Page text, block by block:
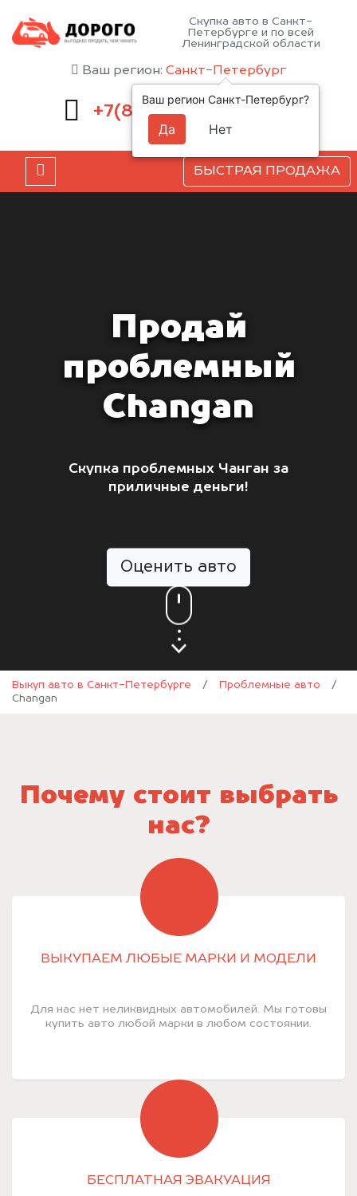
Скупка авто в Санкт-
Петербурге и по всей
Ленинградской области
Ваш регион: Санкт-Петербург
+7(812)660-51-43
БЫСТРАЯ ПРОДАЖА
Продай
проблемный
Changan
Скупка проблемных Чанган за
приличные деньги!
Оценить авто
Выкуп авто в Санкт-Петербурге / Проблемные авто
/
Changan
Почему стоит выбрать
нас?
ВЫКУПАЕМ ЛЮБЫЕ МАРКИ И МОДЕЛИ
Для нас нет неликвидных автомобилей. Мы готовы
купить авто любой марки в любом состоянии.
БЕСПЛАТНАЯ ЭВАКУАЦИЯ
Ваш регион Санкт-Петербург?
Да Нет